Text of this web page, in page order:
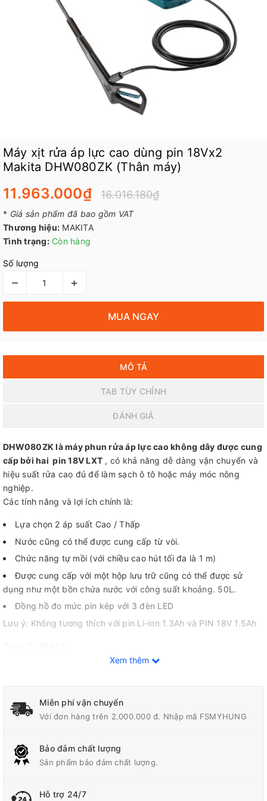
Máy xịt rửa áp lực cao dùng pin 18Vx2
Makita DHW080ZK (Thân máy)
11.963.000₫ 16.016.180₫
* Giá sản phẩm đã bao gồm VAT
Thương hiệu: MAKITA
Tình trạng: Còn hàng
Số lượng
– +
MUA NGAY
MÔ TẢ
TAB TÙY CHỈNH
ĐÁNH GIÁ
DHW080ZK là máy phun rửa áp lực cao không dây được cung
cấp bởi hai pin 18V LXT , có khả năng dễ dàng vận chuyển và
hiệu suất rửa cao đủ để làm sạch ô tô hoặc máy móc nông
nghiệp.
Các tính năng và lợi ích chính là:
Lựa chọn 2 áp suất Cao / Thấp
Nước cũng có thể được cung cấp từ vòi.
Chức năng tự mồi (với chiều cao hút tối đa là 1 m)
Được cung cấp với một hộp lưu trữ cũng có thể được sử
dụng như một bồn chứa nước với công suất khoảng. 50L.
Đồng hồ đo mức pin kép với 3 đèn LED
Lưu ý: Không tương thích với pin Li-ion 1.3Ah và PIN 18V 1.5Ah
súng xịt, ống hút nước,
phụ kiện vệ sinh,
đầu nối nhanh, thùng đựng nước
Xem thêm
Miễn phí vận chuyển
Với đơn hàng trên 2.000.000 đ. Nhập mã FSMYHUNG
Bảo đảm chất lượng
Sản phẩm bảo đảm chất lượng.
Hỗ trợ 24/7